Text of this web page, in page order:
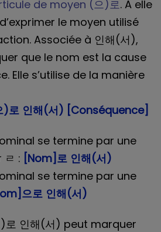
de moyen (으)로. A elle
le moyen utilisé
Associée à 인해(서),
que le nom est la cause
Elle s’utilise de la manière
)로 인해(서) [Conséquence]
se termine par une
: [Nom]로 인해(서)
se termine par une
으로 인해(서)
로 인해(서) peut marquer